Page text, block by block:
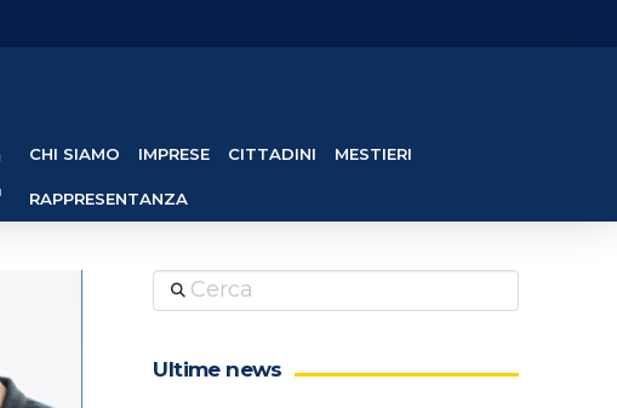
CHI SIAMO IMPRESE CITTADINI MESTIERI
RAPPRESENTANZA
Cerca
Ultime news